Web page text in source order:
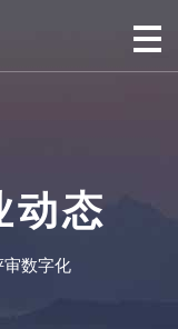
动态
数字化